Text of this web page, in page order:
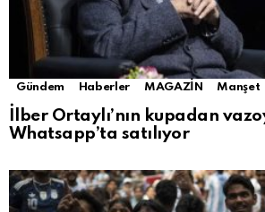
Gündem Haberler MAGAZİN Manşet
İlber Ortaylı’nın kupadan
Whatsapp’ta satılıyor